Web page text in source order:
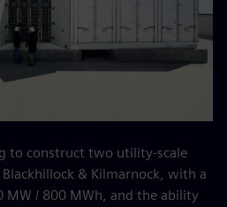
to construct two utility-scale
& Kilmarnock, with a
MW / 800 MWh, and the ability